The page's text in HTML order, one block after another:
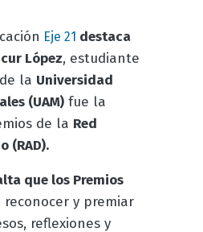
Eje 21 destaca
López, estudiante
de la Universidad
(UAM)fue la
de la Red
(RAD).
que los Premios
y premiar
reflexiones y